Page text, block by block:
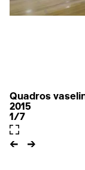
Quadros
2015
1/7